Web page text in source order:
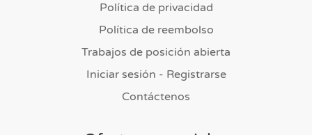
Política de privacidad
Política de reembolso
Trabajos de posición abierta
Iniciar sesión - Registrarse
Contáctenos